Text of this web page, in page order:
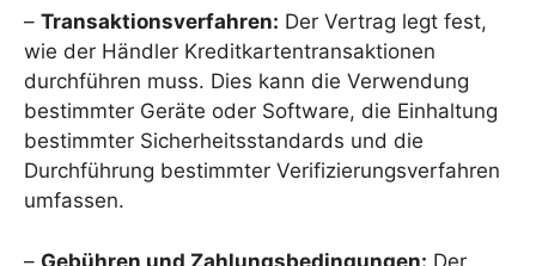
– Transaktionsverfahren: Der Vertrag legt fest,
wie der Händler Kreditkartentransaktionen
durchführen muss. Dies kann die Verwendung
bestimmter Geräte oder Software, die Einhaltung
bestimmter Sicherheitsstandards und die
Durchführung bestimmter Verifizierungsverfahren
umfassen.
– Gebühren und Zahlungsbedingungen: Der